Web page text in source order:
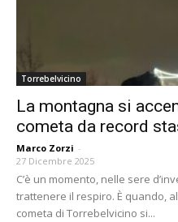
Torrebelvicino
La montagna si
cometa da record
Marco Zorzi -
27 Dicembre 2025
C’è un momento, nelle sere
trattenere il respiro. È quando,
cometa di Torrebelvicino si...